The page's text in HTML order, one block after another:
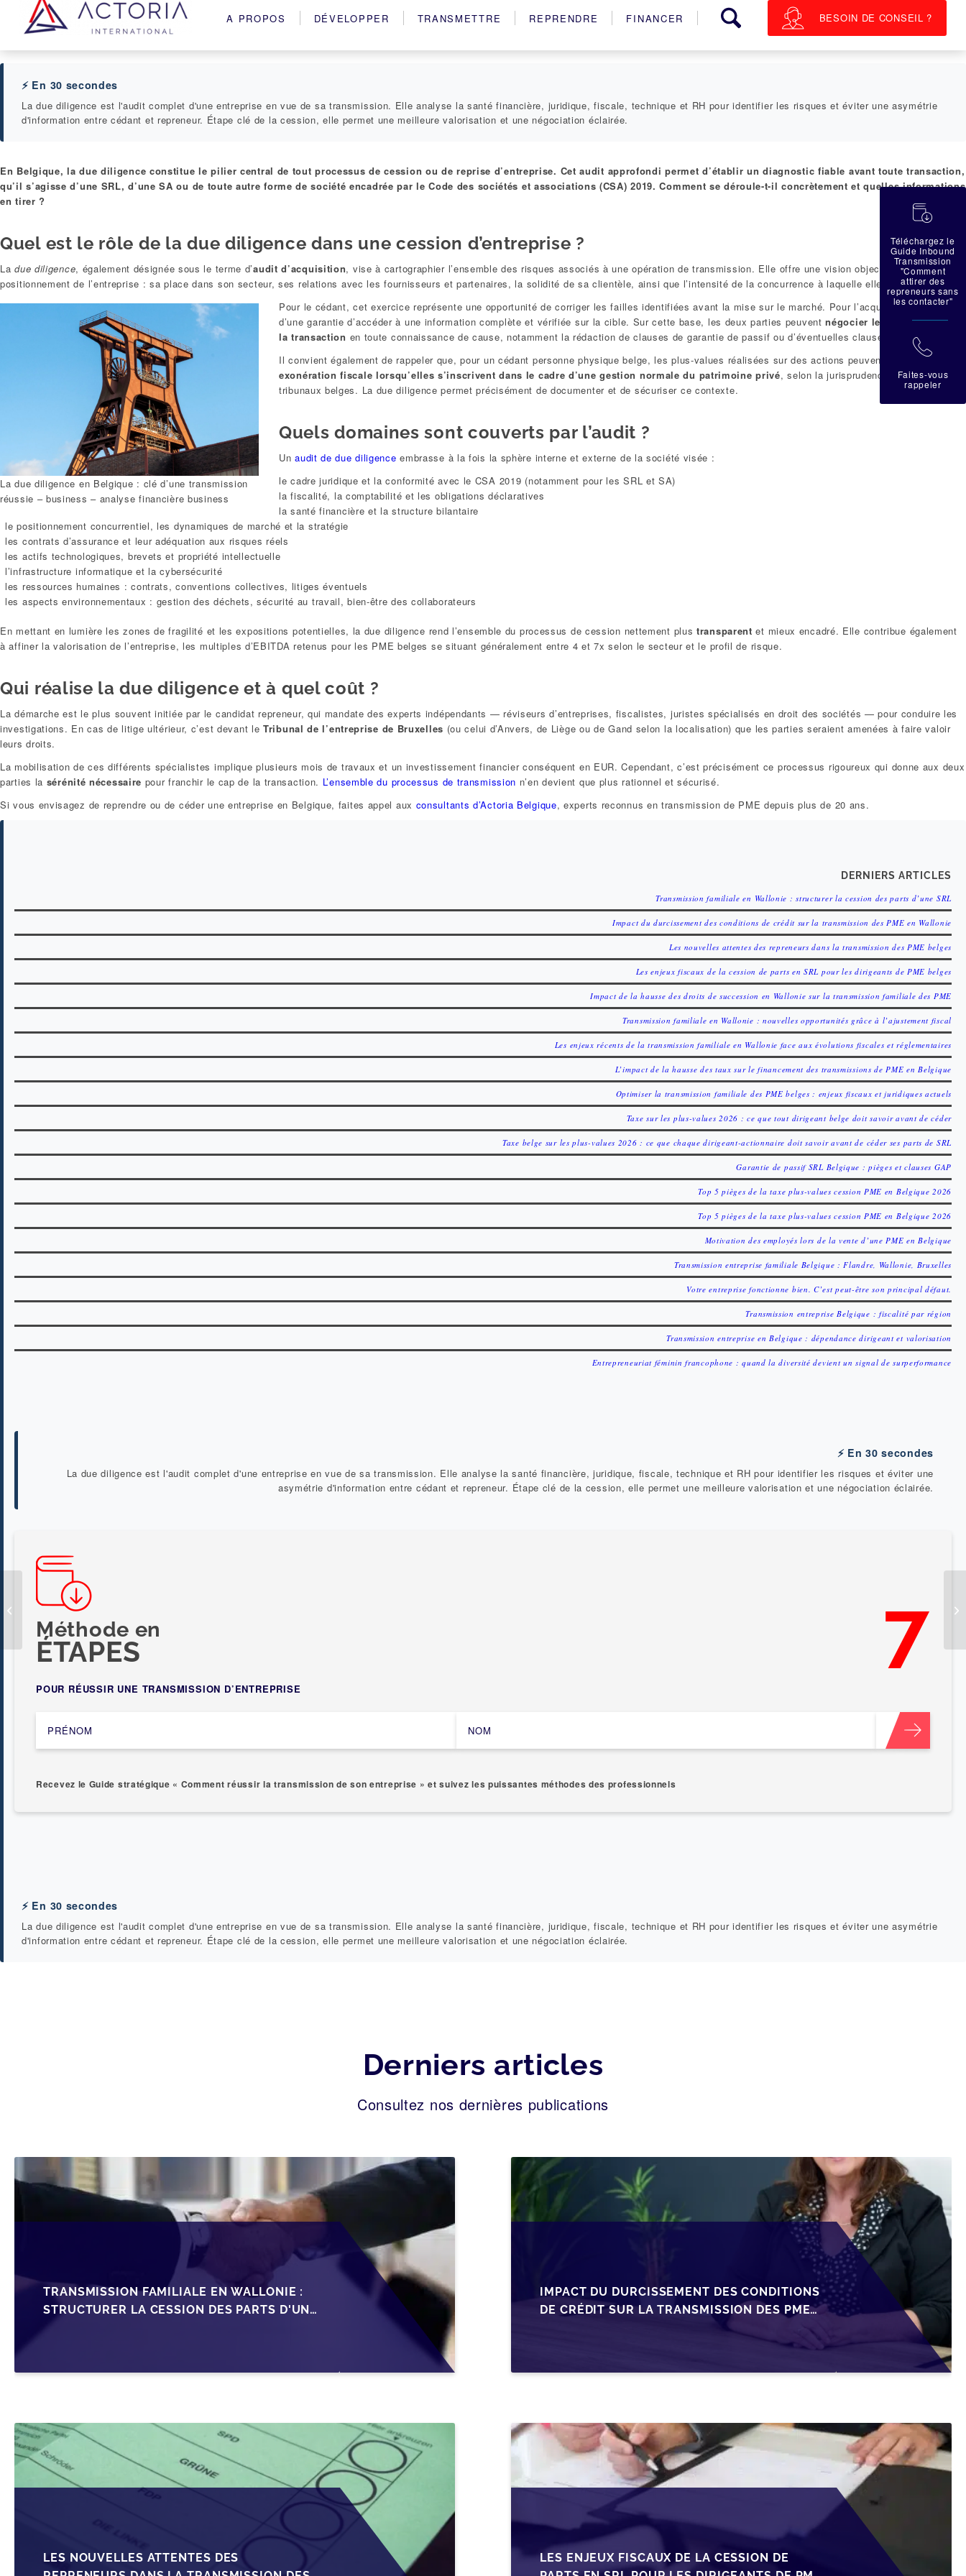
A PROPOS DÉVELOPPER TRANSMETTRE REPRENDRE FINANCER BESOIN DE CONSEIL ?
⚡ En 30 secondes
La due diligence est l'audit complet d'une entreprise en vue de sa transmission. Elle analyse la santé financière, juridique, fiscale, technique et RH pour identifier les risques et éviter une asymétrie
d'information entre cédant et repreneur. Étape clé de la cession, elle permet une meilleure valorisation et une négociation éclairée.
En Belgique, la due diligence constitue le pilier central de tout processus de cession ou de reprise d’entreprise. Cet audit approfondi permet d’établir un diagnostic fiable avant toute transaction,
qu’il s’agisse d’une SRL, d’une SA ou de toute autre forme de société encadrée par le Code des sociétés et associations (CSA) 2019. Comment se déroule-t-il concrètement et quelles informations
en tirer ?
Quel est le rôle de la due diligence dans une cession d’entreprise ?
Ladue diligence, également désignée sous le terme d’audit d’acquisition, vise à cartographier l’ensemble des risques associés à une opération de transmission. Elle offre une vision objective du
positionnement de l’entreprise : sa place dans son secteur, ses relations avec les fournisseurs et partenaires, la solidité de sa clientèle, ainsi que l’intensité de la concurrence à laquelle elle fait face.
La due diligence en Belgique : clé d’une transmission
réussie – business – analyse financière business
Pour le cédant, cet exercice représente une opportunité de corriger les failles identifiées avant la mise sur le marché. Pour l’acquéreur, il s’agit
d’une garantie d’accéder à une information complète et vérifiée sur la cible. Sur cette base, les deux parties peuventnégocier les conditions de
la transaction en toute connaissance de cause, notamment la rédaction de clauses de garantie de passif ou d’éventuelles clauses d’earn-out.
Il convient également de rappeler que, pour un cédant personne physique belge, les plus-values réalisées sur des actions peuvent bénéficier d’une
exonération fiscale lorsqu’elles s’inscrivent dans le cadre d’une gestion normale du patrimoine privé, selon la jurisprudence constante des
tribunaux belges. La due diligence permet précisément de documenter et de sécuriser ce contexte.
Quels domaines sont couverts par l’audit ?
Unaudit de due diligence embrasse à la fois la sphère interne et externe de la société visée :
le cadre juridique et la conformité avec le CSA 2019 (notamment pour les SRL et SA)
la fiscalité, la comptabilité et les obligations déclaratives
la santé financière et la structure bilantaire
le positionnement concurrentiel, les dynamiques de marché et la stratégie
les contrats d’assurance et leur adéquation aux risques réels
les actifs technologiques, brevets et propriété intellectuelle
l’infrastructure informatique et la cybersécurité
les ressources humaines : contrats, conventions collectives, litiges éventuels
les aspects environnementaux : gestion des déchets, sécurité au travail, bien-être des collaborateurs
En mettant en lumière les zones de fragilité et les expositions potentielles, la due diligence rend l’ensemble du processus de cession nettement plus transparent et mieux encadré. Elle contribue également
à affiner la valorisation de l’entreprise, les multiples d’EBITDA retenus pour les PME belges se situant généralement entre 4 et 7x selon le secteur et le profil de risque.
Qui réalise la due diligence et à quel coût ?
La démarche est le plus souvent initiée par le candidat repreneur, qui mandate des experts indépendants — réviseurs d’entreprises, fiscalistes, juristes spécialisés en droit des sociétés — pour conduire les
investigations. En cas de litige ultérieur, c’est devant leTribunal de l’entreprise de Bruxelles (ou celui d’Anvers, de Liège ou de Gand selon la localisation) que les parties seraient amenées à faire valoir
leurs droits.
La mobilisation de ces différents spécialistes implique plusieurs mois de travaux et un investissement financier conséquent en EUR. Cependant, c’est précisément ce processus rigoureux qui donne aux deux
parties la sérénité nécessaire pour franchir le cap de la transaction. L’ensemble du processus de transmission n’en devient que plus rationnel et sécurisé.
Si vous envisagez de reprendre ou de céder une entreprise en Belgique, faites appel aux consultants d’Actoria Belgique, experts reconnus en transmission de PME depuis plus de 20 ans.
DERNIERS ARTICLES
Transmission familiale en Wallonie : structurer la cession des parts d’une SRL
Impact du durcissement des conditions de crédit sur la transmission des PME en Wallonie
Les nouvelles attentes des repreneurs dans la transmission des PME belges
Les enjeux fiscaux de la cession de parts en SRL pour les dirigeants de PME belges
Impact de la hausse des droits de succession en Wallonie sur la transmission familiale des PME
Transmission familiale en Wallonie : nouvelles opportunités grâce à l’ajustement fiscal
Les enjeux récents de la transmission familiale en Wallonie face aux évolutions fiscales et réglementaires
L’impact de la hausse des taux sur le financement des transmissions de PME en Belgique
Optimiser la transmission familiale des PME belges : enjeux fiscaux et juridiques actuels
Taxe sur les plus-values 2026 : ce que tout dirigeant belge doit savoir avant de céder
Taxe belge sur les plus-values 2026 : ce que chaque dirigeant-actionnaire doit savoir avant de céder ses parts de SRL
Garantie de passif SRL Belgique : pièges et clauses GAP
Top 5 pièges de la taxe plus-values cession PME en Belgique 2026
Top 5 pièges de la taxe plus-values cession PME en Belgique 2026
Motivation des employés lors de la vente d’une PME en Belgique
Transmission entreprise familiale Belgique : Flandre, Wallonie, Bruxelles
Votre entreprise fonctionne bien. C’est peut-être son principal défaut.
Transmission entreprise Belgique : fiscalité par région
Transmission entreprise en Belgique : dépendance dirigeant et valorisation
Entrepreneuriat féminin francophone : quand la diversité devient un signal de surperformance
⚡ En 30 secondes
La due diligence est l'audit complet d'une entreprise en vue de sa transmission. Elle analyse la santé financière, juridique, fiscale, technique et RH pour identifier les risques et éviter une
asymétrie d'information entre cédant et repreneur. Étape clé de la cession, elle permet une meilleure valorisation et une négociation éclairée.
Méthode en 7
ÉTAPES
POUR RÉUSSIR UNE TRANSMISSION D’ENTREPRISE
Recevez le Guide stratégique « Comment réussir la transmission de son entreprise » et suivez les puissantes méthodes des professionnels
⚡ En 30 secondes
La due diligence est l'audit complet d'une entreprise en vue de sa transmission. Elle analyse la santé financière, juridique, fiscale, technique et RH pour identifier les risques et éviter une asymétrie
d'information entre cédant et repreneur. Étape clé de la cession, elle permet une meilleure valorisation et une négociation éclairée.
Derniers articles
Consultez nos dernières publications
TRANSMISSION FAMILIALE EN WALLONIE :
STRUCTURER LA CESSION DES PARTS D'UNE
SRL
IMPACT DU DURCISSEMENT DES CONDITIONS
DE CRÉDIT SUR LA TRANSMISSION DES PME
LES NOUVELLES ATTENTES DES
LES ENJEUX FISCAUX DE LA CESSION DE
8 conseils pour
transmettre son
entreprise
蠟
Téléchargez le
Guide Inbound
Transmission
"Comment
attirer des
repreneurs sans
les contacter"
拉
Faites-vous
rappeler